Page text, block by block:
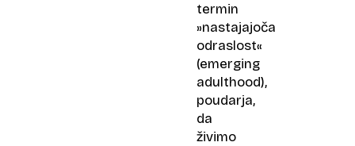
termin
»nastajajoča
odraslost«
(emerging
adulthood),
poudarja,
da
živimo